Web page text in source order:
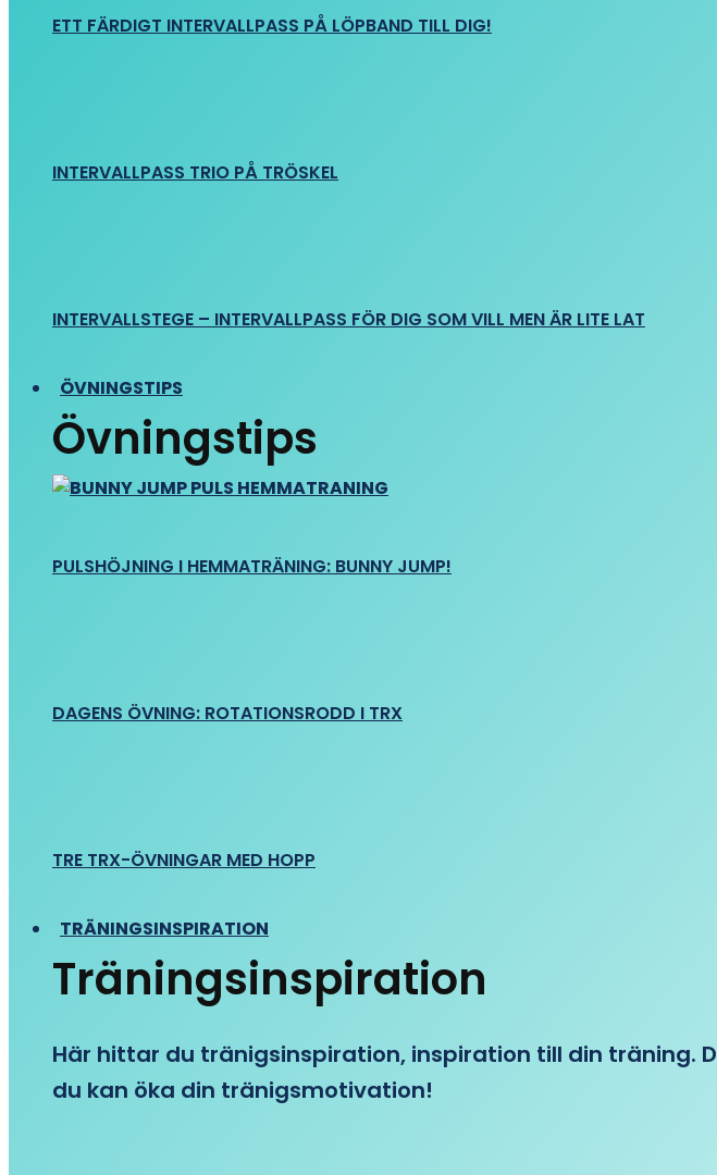
ETT FÄRDIGT INTERVALLPASS PÅ LÖPBAND TILL DIG!
INTERVALLPASS TRIO PÅ TRÖSKEL
INTERVALLSTEGE – INTERVALLPASS FÖR DIG SOM VILL MEN ÄR LITE LAT
ÖVNINGSTIPS
Övningstips
PULSHÖJNING I HEMMATRÄNING: BUNNY JUMP!
DAGENS ÖVNING: ROTATIONSRODD I TRX
TRE TRX-ÖVNINGAR MED HOPP
TRÄNINGSINSPIRATION
Träningsinspiration
Här hittar du tränigsinspiration, inspiration till din träning.
du kan öka din tränigsmotivation!